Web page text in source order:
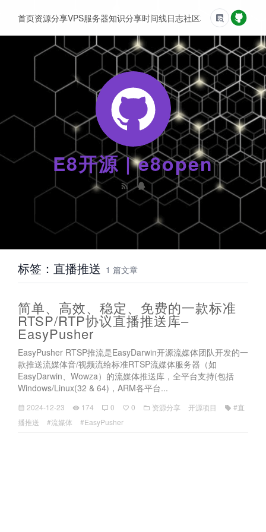
E8开源 | e8open
首页资源分享VPS服务器知识分享时间线日志社区友情链接
标签：直播推送 1 篇文章
简单、高效、稳定、免费的一款标准
RTSP/RTP协议直播推送库–
EasyPusher
EasyPusher RTSP推流是EasyDarwin开源流媒体团队开发的一
款推送流媒体音/视频流给标准RTSP流媒体服务器（如
EasyDarwin、Wowza）的流媒体推送库，全平台支持(包括
Windows/Linux(32 & 64)，ARM各平台...
2024-12-23 174 0 0 资源分享 开源项目
#直
播推送
#流媒体 #EasyPusher